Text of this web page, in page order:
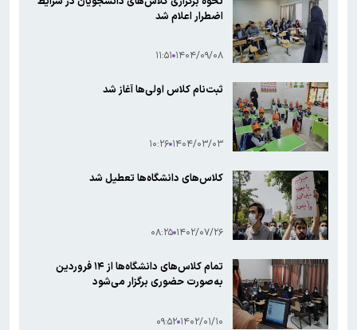
اضطرار اعلام شد
۱۴۰۴/۰۹/۰۸ ۱۱:۵۱
ثبت‌نام کلاس اولی‌ها آغاز شد
۱۴۰۴/۰۳/۰۳ ۱۰:۲۶
کلاس‌های دانشگاه‌ها تعطیل شد
۱۴۰۲/۰۷/۲۶ ۰۸:۲۵
تمام کلاس‌های دانشگاه‌ها از ۱۴ فروردین
به‌صورت حضوری برگزار می‌شود
۱۴۰۲/۰۱/۱۰ ۰۹:۵۲